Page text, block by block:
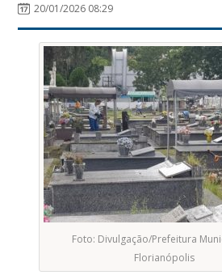
20/01/2026 08:29
Foto: Divulgação/Prefeitura
Florianópolis